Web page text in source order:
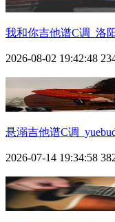
我和你吉他谱C调_洛
2026-08-02 19:42:48
悬溺吉他谱C调
2026-07-14 19:34:58